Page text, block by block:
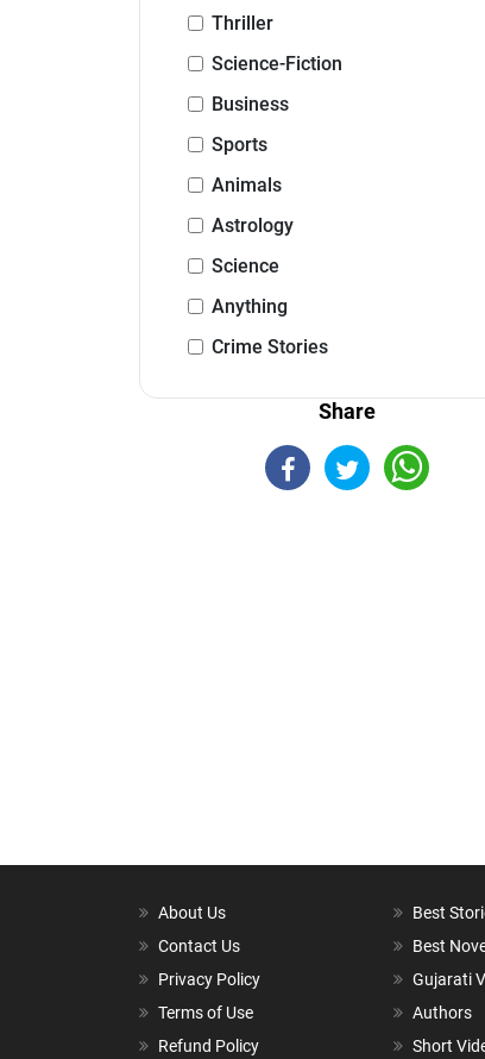
Thriller
Science-Fiction
Business
Sports
Animals
Astrology
Science
Anything
Crime Stories
Share
About Us
Contact Us
Privacy Policy
Terms of Use
Refund Policy
Best
Best
Gujarati
Authors
Short